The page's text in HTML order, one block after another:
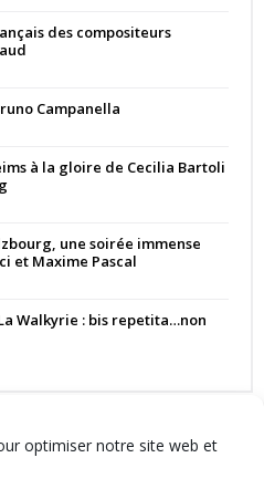
optimiser notre site web et
des compositeurs
Campanella
à la gloire de Cecilia Bartoli
une soirée immense
et Maxime Pascal
Walkyrie : bis repetita…non